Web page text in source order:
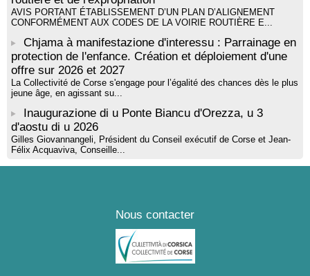
AVIS PORTANT ÉTABLISSEMENT D’UN PLAN D’ALIGNEMENT
CONFORMÉMENT AUX CODES DE LA VOIRIE ROUTIÈRE E...
Chjama à manifestazione d'interessu : Parrainage en
protection de l'enfance. Création et déploiement d'une
offre sur 2026 et 2027
La Collectivité de Corse s'engage pour l’égalité des chances dès le plus
jeune âge, en agissant su...
Inaugurazione di u Ponte Biancu d'Orezza, u 3
d'aostu di u 2026
Gilles Giovannangeli, Président du Conseil exécutif de Corse et Jean-
Félix Acquaviva, Conseille...
Nous contacter